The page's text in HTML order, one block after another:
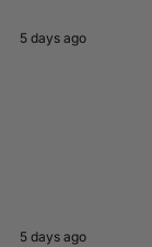
5 days ago
5 days ago